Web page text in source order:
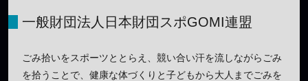
一般財団法人日本財団スポGOMI連盟
ごみ拾いをスポーツととらえ、競い合い汗を流しながらごみ
を拾うことで、健康な体づくりと子どもから大人までごみを